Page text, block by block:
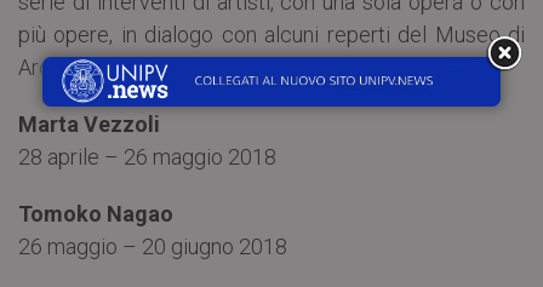
più opere, in dialogo con alcuni reperti del Museo di
Archeologia.
Marta Vezzoli
28 aprile – 26 maggio 2018
Tomoko Nagao
26 maggio – 20 giugno 2018